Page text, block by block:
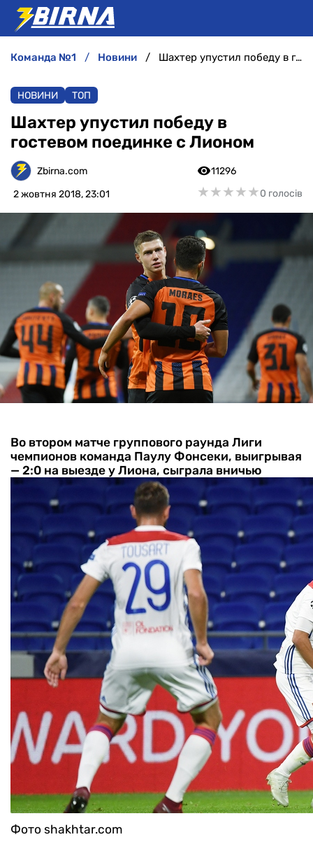
АНАЛІТИКА
ІНТЕРВ'Ю
РІЗНЕ
БУКМЕКЕРИ
команда №1 новини Шахтер упустил победу в гостевом поединке с Лионом
НОВИНИ ТОП
Шахтер упустил победу в
гостевом поединке с Лионом
Zbirna.com
2 жовтня 2018, 23:01
11296
★★★★★
★★★★★0 голосів
Во втором матче группового раунда Лиги
чемпионов команда Паулу Фонсеки, выигрывая
— 2:0 на выезде у Лиона, сыграла вничью
Фото shakhtar.com